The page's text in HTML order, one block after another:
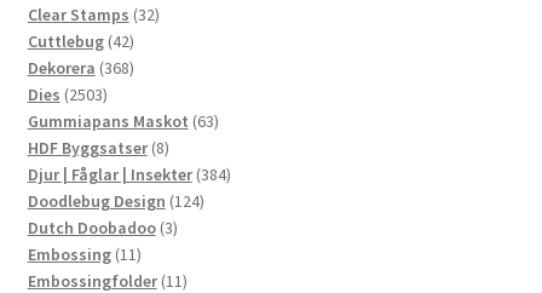
produkter
Clear Stamps 3232
Cuttlebug 4242
produkter
Dekorera 368368
Dies 25032503
produkter
Gummiapans Maskot 6363
HDF Byggsatser 88
produkter
Djur | Fåglar | Insekter 384384
Doodlebug Design 124124
Dutch Doobadoo 33
Embossing 1111
produkter
Embossingfolder 1111